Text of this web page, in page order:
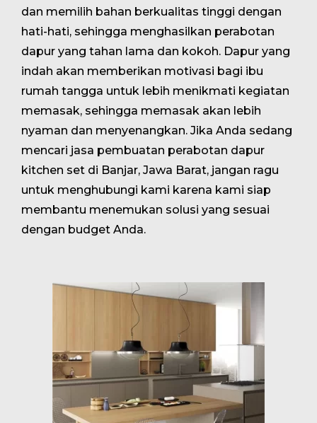
dan memilih bahan berkualitas tinggi dengan
hati-hati, sehingga menghasilkan perabotan
dapur yang tahan lama dan kokoh. Dapur yang
indah akan memberikan motivasi bagi ibu
rumah tangga untuk lebih menikmati kegiatan
memasak, sehingga memasak akan lebih
nyaman dan menyenangkan. Jika Anda sedang
mencari jasa pembuatan perabotan dapur
kitchen set di Banjar, Jawa Barat, jangan ragu
untuk menghubungi kami karena kami siap
membantu menemukan solusi yang sesuai
dengan budget Anda.